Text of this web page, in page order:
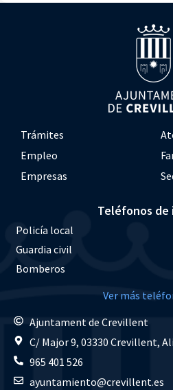
Trámites
Empleo
Empresas
Teléfonos de
Policía local
Guardia civil
Bomberos
Ver más
Ajuntament de Crevillent
C/ Major 9, 03330 Crevillent,
965 401 526
ayuntamiento@crevillent.es